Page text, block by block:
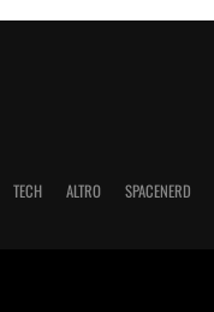
TECH ALTRO SPACENERD